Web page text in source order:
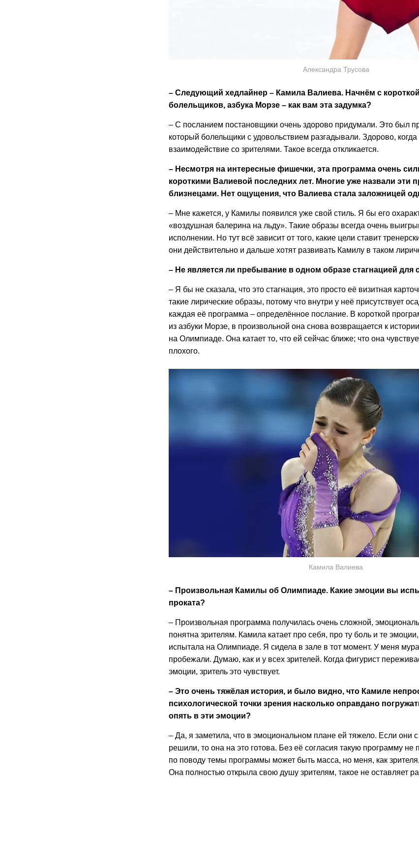
Александра Трусова
– Следующий хедлайнер – Камила Валиева. Начнём с
болельщиков, азбука Морзе – как вам эта задумка?
– С посланием постановщики очень здорово придумали. Это был
который болельщики с удовольствием разгадывали. Здорово,
взаимодействие со зрителями. Такое всегда откликается.
– Несмотря на интересные фишечки, эта программа очень
короткими Валиевой последних лет. Многие уже назвали эти
близнецами. Нет ощущения, что Валиева стала заложницей
– Мне кажется, у Камилы появился уже свой стиль. Я бы его
«воздушная балерина на льду». Такие образы всегда очень
исполнении. Но тут всё зависит от того, какие цели ставит
они действительно и дальше хотят развивать Камилу в таком
– Не является ли пребывание в одном образе стагнацией для
– Я бы не сказала, что это стагнация, это просто её визитная
такие лирические образы, потому что внутри у неё присутствует
каждая её программа – определённое послание. В короткой
из азбуки Морзе, в произвольной она снова возвращается к
на Олимпиаде. Она катает то, что ей сейчас ближе; что она
плохого.
Камила Валиева
– Произвольная Камилы об Олимпиаде. Какие эмоции вы
проката?
– Произвольная программа получилась очень сложной,
понятна зрителям. Камила катает про себя, про ту боль и те
испытала на Олимпиаде. Я сидела в зале в тот момент. У меня
пробежали. Думаю, как и у всех зрителей. Когда фигурист
эмоции, зритель это чувствует.
– Это очень тяжёлая история, и было видно, что Камиле
психологической точки зрения насколько оправдано
опять в эти эмоции?
– Да, я заметила, что в эмоциональном плане ей тяжело. Если они
решили, то она на это готова. Без её согласия такую программу
по поводу темы программы может быть масса, но меня, как
Она полностью открыла свою душу зрителям, такое не оставляет